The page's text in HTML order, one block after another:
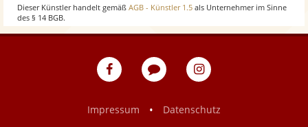
Dieser Künstler handelt gemäß AGB - Künstler 1.5 als Unternehmer im Sinne
des § 14 BGB.
eventpeppers
Blog
eventpeppers
Impressum
• Datenschutz